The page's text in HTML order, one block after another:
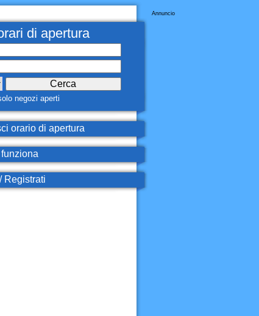
Annuncio
di apertura
negozi aperti
orario di apertura
Registrati